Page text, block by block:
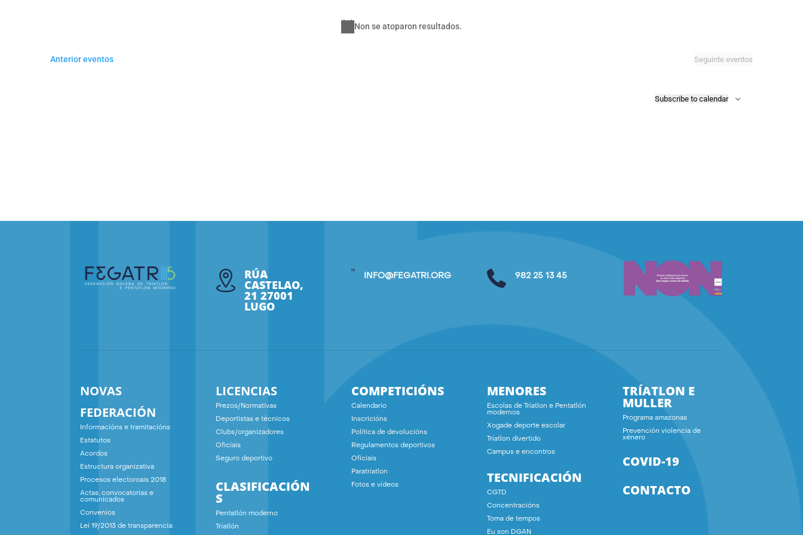
Notice
Non se atoparon resultados.
Anterioreventos Seguinte eventos
Subscribe to calendar
RÚA
CASTELAO,
21 27001
LUGO
INFO@FEGATRI.ORG 982 25 13 45
NOVAS
FEDERACIÓN
Informacións e tramitacións
Estatutos
Acordos
Estructura organizativa
Procesos electoroais 2018
Actas, convocatorias e
comunicados
Convenios
Lei 19/2013 de transparencia:
LICENCIAS
Prezos/Normativas
Deportistas e técnicos
Clubs/organizadores
Oficiais
Seguro deportivo
CLASIFICACIÓN
S
Pentatlón moderno
Tríatlón
COMPETICIÓNS
Calendario
Inscricións
Política de devolucións
Regulamentos deportivos
Oficiais
Paratríatlon
Fotos e vídeos
MENORES
Escolas de Tríatlon e Pentatlón
modernos
Xogade deporte escolar
Tríatlon divertido
Campus e encontros
TECNIFICACIÓN
CGTD
Concentracións
Toma de tempos
Eu son DGAN
TRÍATLON E
MULLER
Programa amazonas
Prevención violencia de
xénero
COVID-19
CONTACTO